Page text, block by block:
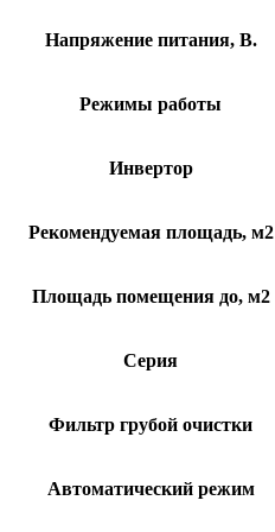
Напряжение питания, В.
Режимы работы
Инвертор
Рекомендуемая площадь, м2
Площадь помещения до, м2
Серия
Фильтр грубой очистки
Автоматический режим